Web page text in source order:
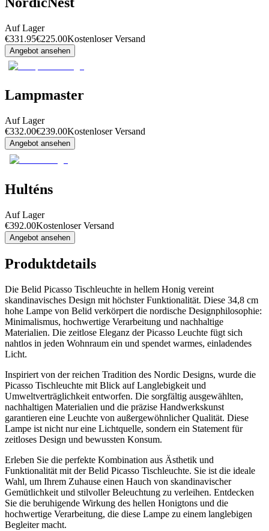
Auf Lager
€331.95€225.00Kostenloser Versand
Angebot ansehen
Lampmaster
Auf Lager
€332.00€239.00Kostenloser Versand
Angebot ansehen
Hulténs
Auf Lager
€392.00Kostenloser Versand
Angebot ansehen
Produktdetails
Die Belid Picasso Tischleuchte in hellem Honig vereint
skandinavisches Design mit höchster Funktionalität. Diese 34,8 cm
hohe Lampe von Belid verkörpert die nordische Designphilosophie:
Minimalismus, hochwertige Verarbeitung und nachhaltige
Materialien. Die zeitlose Eleganz der Picasso Leuchte fügt sich
nahtlos in jeden Wohnraum ein und spendet warmes, einladendes
Licht.
Inspiriert von der reichen Tradition des Nordic Designs, wurde die
Picasso Tischleuchte mit Blick auf Langlebigkeit und
Umweltverträglichkeit entworfen. Die sorgfältig ausgewählten,
nachhaltigen Materialien und die präzise Handwerkskunst
garantieren eine Leuchte von außergewöhnlicher Qualität. Diese
Lampe ist nicht nur eine Lichtquelle, sondern ein Statement für
zeitloses Design und bewussten Konsum.
Erleben Sie die perfekte Kombination aus Ästhetik und
Funktionalität mit der Belid Picasso Tischleuchte. Sie ist die ideale
Wahl, um Ihrem Zuhause einen Hauch von skandinavischer
Gemütlichkeit und stilvoller Beleuchtung zu verleihen. Entdecken
Sie die beruhigende Wirkung des hellen Honigtons und die
hochwertige Verarbeitung, die diese Lampe zu einem langlebigen
Begleiter macht.